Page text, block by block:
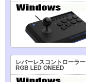
レバーレスコントローラー
RGB LED ONEED